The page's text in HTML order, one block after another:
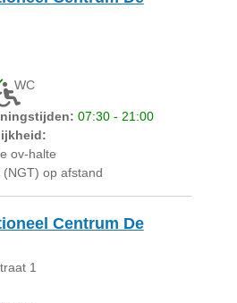
voor mensen met een lichamelijke
of akoestiek niet geschikt is voor
WC
07:30 - 21:00
ov-halte
op afstand
Centrum De
1